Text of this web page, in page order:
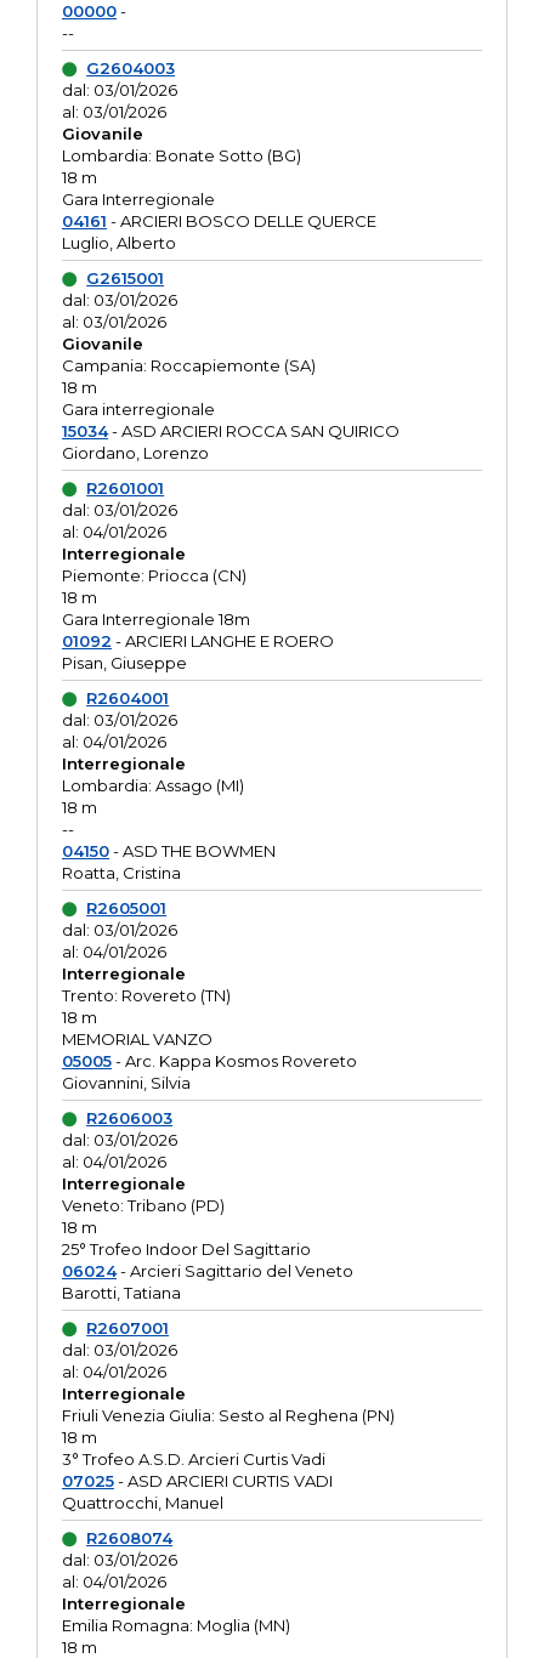
00000-
--
G2604003
dal: 03/01/2026
al: 03/01/2026
Giovanile
Lombardia: Bonate Sotto (BG)
18 m
Gara Interregionale
04161 - ARCIERI BOSCO DELLE QUERCE
Luglio, Alberto
G2615001
dal: 03/01/2026
al: 03/01/2026
Giovanile
Campania: Roccapiemonte (SA)
18 m
Gara interregionale
15034- ASD ARCIERI ROCCA SAN QUIRICO
Giordano, Lorenzo
R2601001
dal: 03/01/2026
al: 04/01/2026
Interregionale
Piemonte: Priocca (CN)
18 m
Gara Interregionale 18m
01092 - ARCIERI LANGHE E ROERO
Pisan, Giuseppe
R2604001
dal: 03/01/2026
al: 04/01/2026
Interregionale
Lombardia: Assago (MI)
18 m
--
04150- ASD THE BOWMEN
Roatta, Cristina
R2605001
dal: 03/01/2026
al: 04/01/2026
Interregionale
Trento: Rovereto (TN)
18 m
MEMORIAL VANZO
05005- Arc. Kappa Kosmos Rovereto
Giovannini, Silvia
R2606003
dal: 03/01/2026
al: 04/01/2026
Interregionale
Veneto: Tribano (PD)
18 m
25° Trofeo Indoor Del Sagittario
06024- Arcieri Sagittario del Veneto
Barotti, Tatiana
R2607001
dal: 03/01/2026
al: 04/01/2026
Interregionale
Friuli Venezia Giulia: Sesto al Reghena (PN)
18 m
3° Trofeo A.S.D. Arcieri Curtis Vadi
07025- ASD ARCIERI CURTIS VADI
Quattrocchi, Manuel
R2608074
dal: 03/01/2026
al: 04/01/2026
Interregionale
Emilia Romagna: Moglia (MN)
18 m